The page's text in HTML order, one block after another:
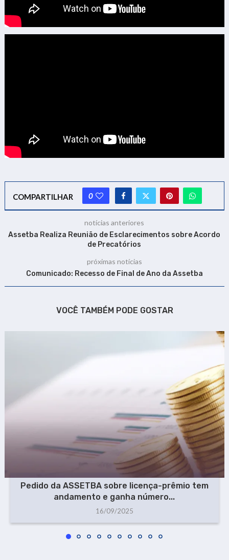
COMPARTILHAR 0
notícias anteriores
Assetba Realiza Reunião de Esclarecimentos sobre Acordo
de Precatórios
próximas notícias
Comunicado: Recesso de Final de Ano da Assetba
VOCÊ TAMBÉM PODE GOSTAR
Pedido da ASSETBA sobre licença-prêmio tem
andamento e ganha número...
16/09/2025